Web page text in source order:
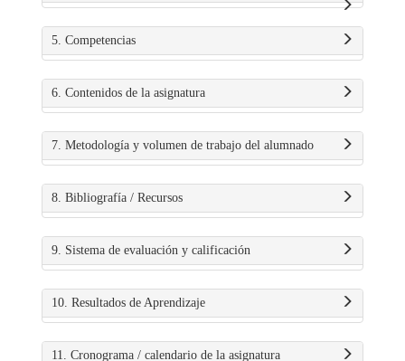
5. Competencias
6. Contenidos de la asignatura
7. Metodología y volumen de trabajo del alumnado
8. Bibliografía / Recursos
9. Sistema de evaluación y calificación
10. Resultados de Aprendizaje
11. Cronograma / calendario de la asignatura